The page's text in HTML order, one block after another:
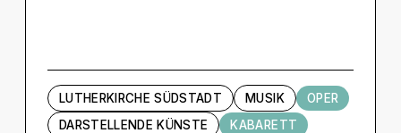
LUTHERKIRCHE SÜDSTADT MUSIK
OPER
DARSTELLENDE KÜNSTE
KABARETT